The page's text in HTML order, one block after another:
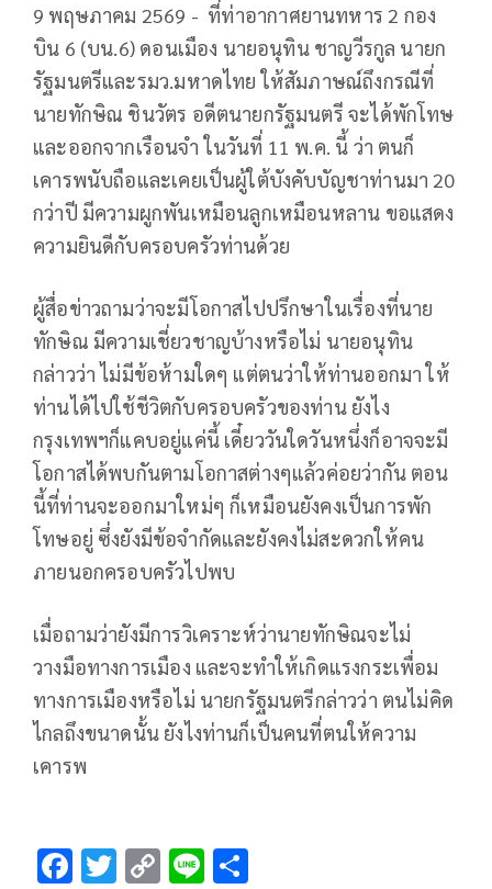
9 พฤษภาคม 2569 - ที่ท่าอากาศยานทหาร 2 กอง
บิน 6 (บน.6) ดอนเมือง นายอนุทิน ชาญวีรกูล นายก
รัฐมนตรีและรมว.มหาดไทย ให้สัมภาษณ์ถึงกรณีที่
นายทักษิณ ชินวัตร อดีตนายกรัฐมนตรี จะได้พักโทษ
และออกจากเรือนจำ ในวันที่ 11 พ.ค. นี้ ว่า ตนก็
เคารพนับถือและเคยเป็นผู้ใต้บังคับบัญชาท่านมา 20
กว่าปี มีความผูกพันเหมือนลูกเหมือนหลาน ขอแสดง
ความยินดีกับครอบครัวท่านด้วย
ผู้สื่อข่าวถามว่าจะมีโอกาสไปปรึกษาในเรื่องที่นาย
ทักษิณ มีความเชี่ยวชาญบ้างหรือไม่ นายอนุทิน
กล่าวว่า ไม่มีข้อห้ามใดๆ แต่ตนว่าให้ท่านออกมา ให้
ท่านได้ไปใช้ชีวิตกับครอบครัวของท่าน ยังไง
กรุงเทพฯก็แคบอยู่แค่นี้ เดี๋ยววันใดวันหนึ่งก็อาจจะมี
โอกาสได้พบกันตามโอกาสต่างๆแล้วค่อยว่ากัน ตอน
นี้ที่ท่านจะออกมาใหม่ๆ ก็เหมือนยังคงเป็นการพัก
โทษอยู่ ซึ่งยังมีข้อจำกัดและยังคงไม่สะดวกให้คน
ภายนอกครอบครัวไปพบ
เมื่อถามว่ายังมีการวิเคราะห์ว่านายทักษิณจะไม่
วางมือทางการเมือง และจะทำให้เกิดแรงกระเพื่อม
ทางการเมืองหรือไม่ นายกรัฐมนตรีกล่าวว่า ตนไม่คิด
ไกลถึงขนาดนั้น ยังไงท่านก็เป็นคนที่ตนให้ความ
เคารพ
F T C Li